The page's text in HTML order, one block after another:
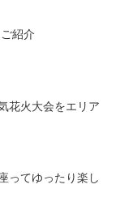
紹介
花火大会をエリア
ってゆったり楽し